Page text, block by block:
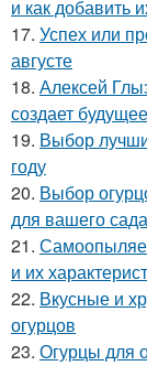
и как добавить
17. Успех или
августе
18. Алексей
создает будущее
19. Выбор
году
20. Выбор
для вашего сада
21.
и их
22. Вкусные и
огурцов
23. Огурцы для